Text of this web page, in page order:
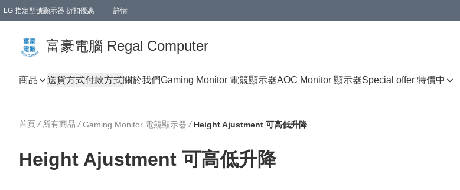
LG 指定型號顯示器 折扣優惠 詳情
富豪電腦 Regal Computer
商品 送貨方式付款方式關於我們Gaming Monitor 電競顯示器AOC Monitor 顯示器Special offer 特價中
首頁 / 所有商品 / Gaming Monitor 電競顯示器 / Height Ajustment 可高低升降
Height Ajustment 可高低升降